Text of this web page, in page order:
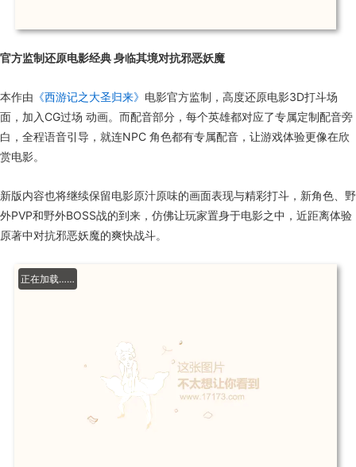
官方监制还原电影经典 身临其境对抗邪恶妖魔
本作由 《西游记之大圣归来》 电影官方监制，高度还原电影3D打斗场
面，加入CG过场 动画。而配音部分，每个英雄都对应了专属定制配音旁
白，全程语音引导，就连NPC 角色都有专属配音，让游戏体验更像在欣
赏电影。
新版内容也将继续保留电影原汁原味的画面表现与精彩打斗，新角色、野
外PVP和野外BOSS战的到来，仿佛让玩家置身于电影之中，近距离体验
原著中对抗邪恶妖魔的爽快战斗。
正在加载3%